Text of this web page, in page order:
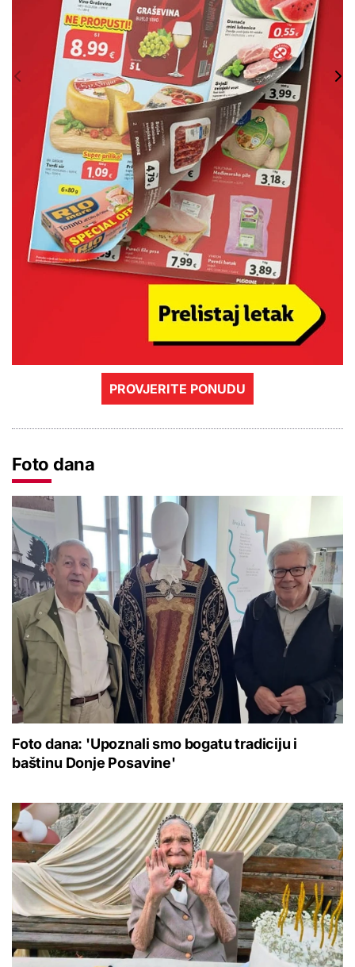
PROVJERITE PONUDU
Foto dana
Foto dana: 'Upoznali smo bogatu tradiciju i
baštinu Donje Posavine'